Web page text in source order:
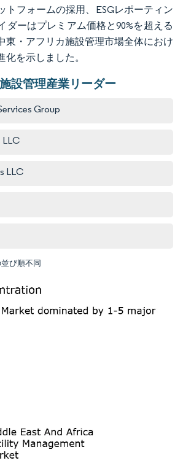
トフォームの採用、ESGレポーティン
ダーはプレミアム価格と90%を超える
東・アフリカ施設管理市場全体におけ
化を示しました。
設管理産業リーダー
Group
LLC
LLC
び順不同